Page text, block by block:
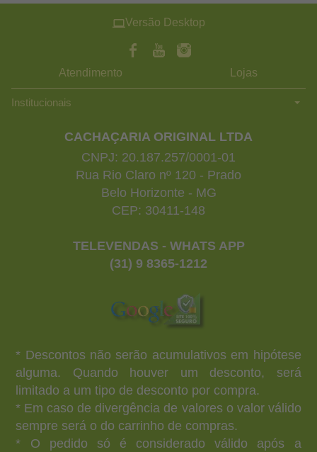
Versão Desktop
Atendimento Lojas
Institucionais
CACHAÇARIA ORIGINAL LTDA
CNPJ: 20.187.257/0001-01
Rua Rio Claro nº 120 - Prado
Belo Horizonte - MG
CEP: 30411-148
TELEVENDAS - WHATS APP
(31) 9 8365-1212
* Descontos não serão acumulativos em hipótese
alguma. Quando houver um desconto, será
limitado a um tipo de desconto por compra.
* Em caso de divergência de valores o valor válido
sempre será o do carrinho de compras.
* O pedido só é considerado válido após a